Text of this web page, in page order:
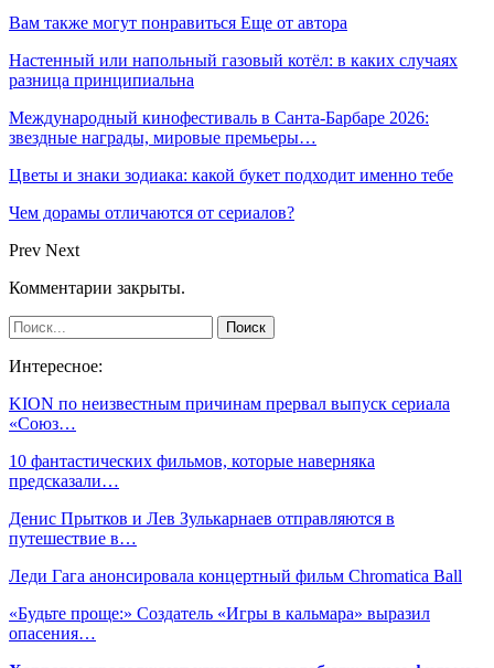
Вам также могут понравиться Еще от автора
Настенный или напольный газовый котёл: в каких случаях
разница принципиальна
Международный кинофестиваль в Санта-Барбаре 2026:
звездные награды, мировые премьеры…
Цветы и знаки зодиака: какой букет подходит именно тебе
Чем дорамы отличаются от сериалов?
Prev Next
Комментарии закрыты.
Интересное:
KION по неизвестным причинам прервал выпуск сериала
«Союз…
10 фантастических фильмов, которые наверняка
предсказали…
Денис Прытков и Лев Зулькарнаев отправляются в
путешествие в…
Леди Гага анонсировала концертный фильм Chromatica Ball
«Будьте проще:» Создатель «Игры в кальмара» выразил
опасения…